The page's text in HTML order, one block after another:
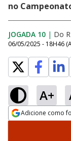
no
JOGADA 10 | Do
06/05/2025 - 18H46
A+
Adicione como
Opens in new